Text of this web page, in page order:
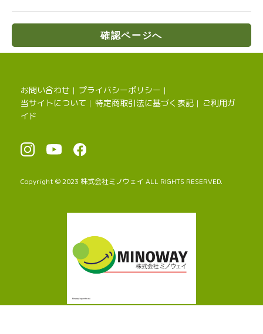
確認ページへ
お問い合わせ ｜ プライバシーポリシー ｜
当サイトについて ｜ 特定商取引法に基づく表記 ｜ ご利用ガ
イド
Copyright © 2023 株式会社ミノウェイ ALL RIGHTS RESERVED.